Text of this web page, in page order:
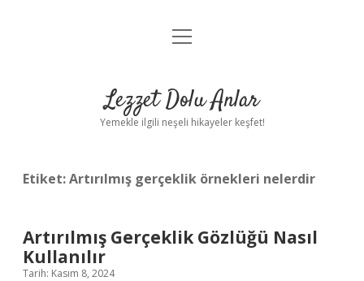
Anasayfa
Yasal Uyarı
menüyü
Lezzet Dolu Anlar
Yemekle ilgili neşeli hikayeler keşfet!
Etiket:Artırılmış gerçeklik örnekleri nelerdir
Artırılmış Gerçeklik Gözlüğü Nasıl
Kullanılır
Tarih: Kasım 8, 2024